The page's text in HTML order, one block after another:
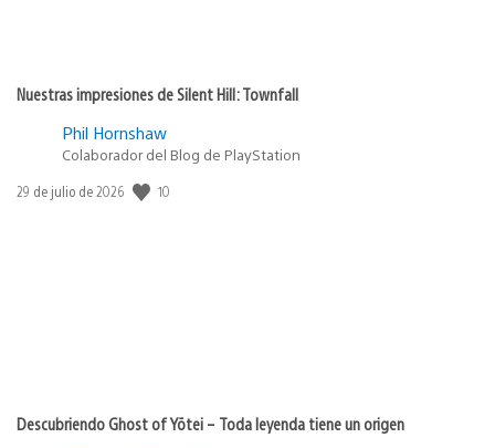
Nuestras impresiones de Silent Hill: Townfall
Phil Hornshaw
Colaborador del Blog de PlayStation
Fecha
29 de julio de 2026 10
Descubriendo Ghost of Yōtei – Toda leyenda tiene un origen